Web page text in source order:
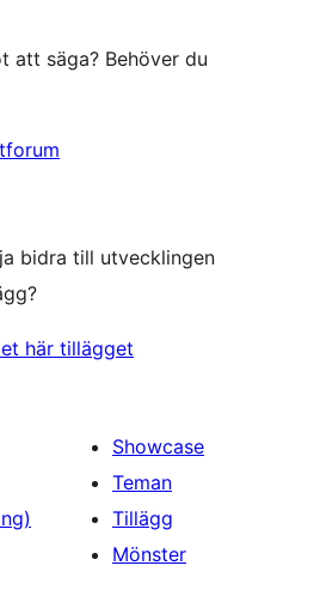
att säga? Behöver du
bidra till utvecklingen
här tillägget
Showcase
Teman
Tillägg
Mönster